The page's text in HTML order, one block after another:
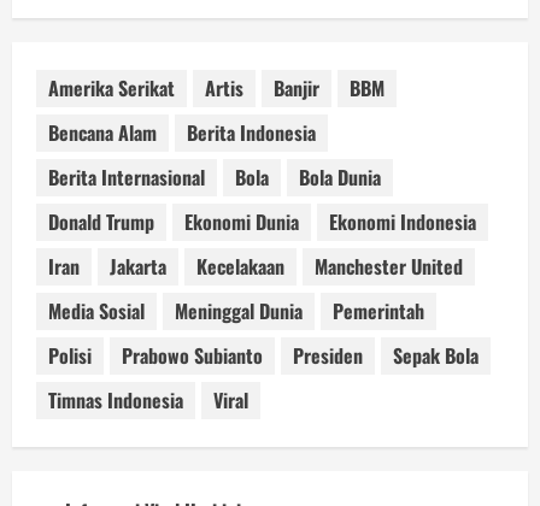
Amerika Serikat Artis Banjir
BBM
Bencana Alam
Berita Indonesia
Berita Internasional
Bola
Bola Dunia
Donald Trump
Ekonomi Dunia
Ekonomi Indonesia
Iran
Jakarta Kecelakaan
Manchester United
Media Sosial
Meninggal Dunia
Pemerintah
Polisi
Prabowo Subianto Presiden
Sepak Bola
Timnas Indonesia
Viral